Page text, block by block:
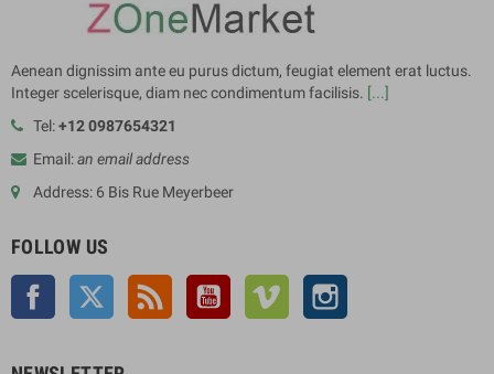
Aenean dignissim ante eu purus dictum, feugiat element erat luctus.
Integer scelerisque, diam nec condimentum facilisis. [...]
Tel:+12 0987654321
Email:an email address
Address: 6 Bis Rue Meyerbeer
FOLLOW US
Facebook Twitter Rss YouTube Vimeo